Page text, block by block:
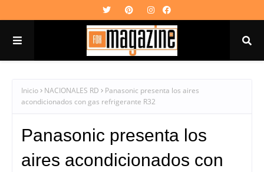
Inicio NACIONALES RD
Panasonic presenta los aires
acondicionados con gas refrigerante R32
Panasonic presenta los
aires acondicionados con